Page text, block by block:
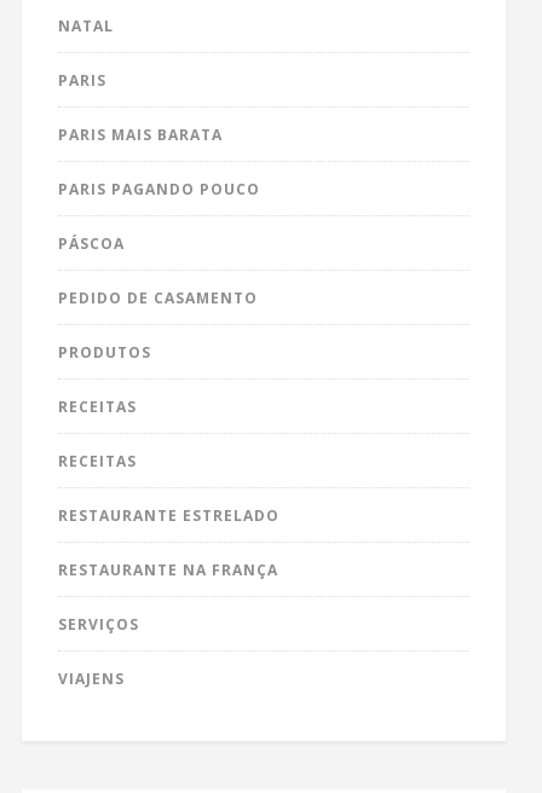
NATAL
PARIS
PARIS MAIS BARATA
PARIS PAGANDO POUCO
PÁSCOA
PEDIDO DE CASAMENTO
PRODUTOS
RECEITAS
RECEITAS
RESTAURANTE ESTRELADO
RESTAURANTE NA FRANÇA
SERVIÇOS
VIAJENS